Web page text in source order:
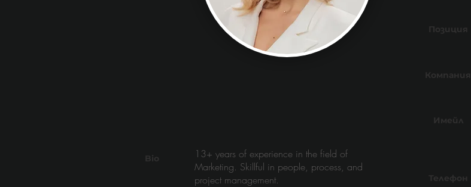
Bio
13+ years of experience in the field of
Marketing. Skillful in people, process, and
project management.
Позиция
Компания
Имейл
Телефон